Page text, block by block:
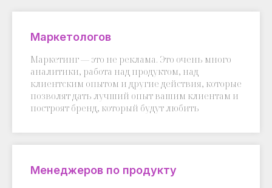
Маркетологов
Маркетинг — это не реклама. Это очень много
аналитики, работа над продуктом, над
клиентским опытом и другие действия, которые
позволят дать лучший опыт вашим клиентам и
построят бренд, который будут любить
Менеджеров по продукту